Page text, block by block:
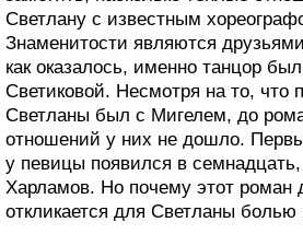
Светлану с известным
Знаменитости являются
как оказалось, именно танцор
Светиковой. Несмотря на то, что
Светланы был с Мигелем, до
отношений у них не дошло.
у певицы появился в
Харламов. Но почему этот роман
откликается для Светланы болью